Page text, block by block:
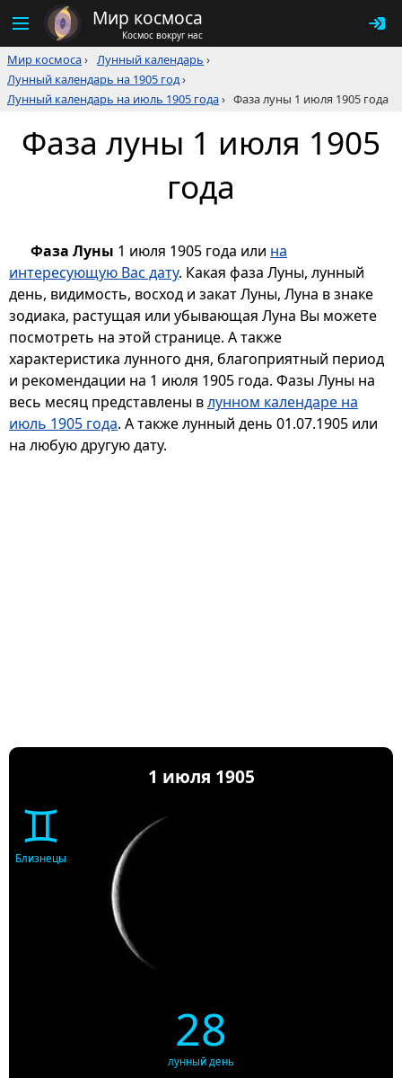
Мир космоса
Космос вокруг нас
Мир космоса› Лунный календарь ›
Лунный календарь на 1905 год›
Лунный календарь на июль 1905 года› Фаза луны 1 июля 1905 года
Фаза луны 1 июля 1905
года
Фаза Луны 1 июля 1905 года или на
интересующую Вас дату. Какая фаза Луны, лунный
день, видимость, восход и закат Луны, Луна в знаке
зодиака, растущая или убывающая Луна Вы можете
посмотреть на этой странице. А также
характеристика лунного дня, благоприятный период
и рекомендации на 1 июля 1905 года. Фазы Луны на
весь месяц представлены влунном календаре на
июль 1905 года. А также лунный день 01.07.1905 или
на любую другую дату.
1 июля 1905
♊
Близнецы
28
лунный день